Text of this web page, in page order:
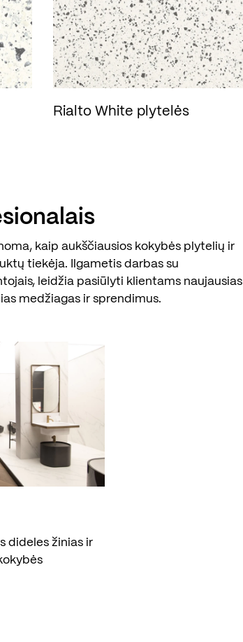
Rialto White plytelės
kaip aukščiausios kokybės plytelių ir
tiekėja. Ilgametis darbas su
leidžia pasiūlyti klientams naujausias
medžiagas ir sprendimus.
dideles žinias ir